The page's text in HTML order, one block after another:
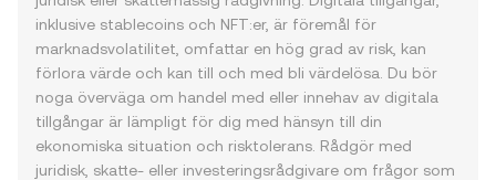
inklusive stablecoins och NFT:er, är föremål för
marknadsvolatilitet, omfattar en hög grad av risk, kan
förlora värde och kan till och med bli värdelösa. Du bör
noga överväga om handel med eller innehav av digitala
tillgångar är lämpligt för dig med hänsyn till din
ekonomiska situation och risktolerans. Rådgör med
juridisk, skatte- eller investeringsrådgivare om frågor som